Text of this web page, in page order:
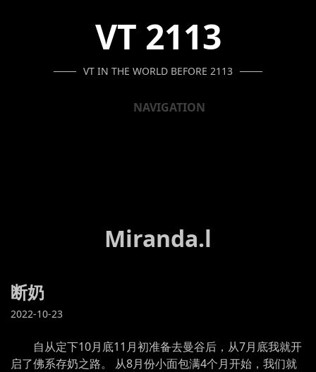
VT 2113
VT IN THE WORLD BEFORE 2113
NAVIGATION
Miranda.l
断奶
2022-10-23
自从定下10月底11月初准备去曼谷后，从7月底我就开
启了佛系存奶之路。 从8月份小面包满4个月开始，我们就